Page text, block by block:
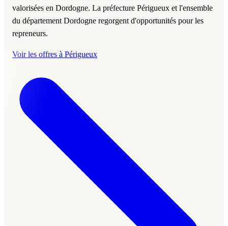
valorisées en Dordogne. La préfecture Périgueux et l'ensemble
du département Dordogne regorgent d'opportunités pour les
repreneurs.
Voir les offres à Périgueux